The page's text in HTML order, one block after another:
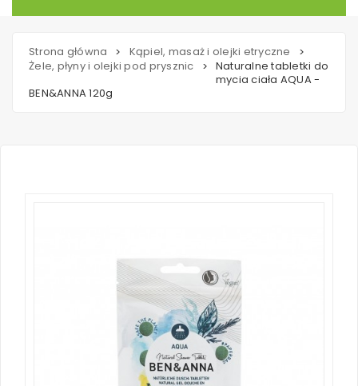
Strona główna > Kąpiel, masaż i olejki etryczne
>
Żele, płyny i olejki pod prysznic
> Naturalne tabletki do
mycia ciała AQUA -
BEN&ANNA 120g